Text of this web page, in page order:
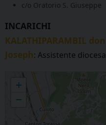
c/o Oratorio S. Giuseppe
INCARICHI
KALATHIPARAMBIL
Joseph: Assistente
+
−